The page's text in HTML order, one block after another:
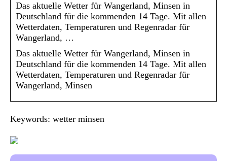
Das aktuelle Wetter für Wangerland, Minsen in
Deutschland für die kommenden 14 Tage. Mit allen
Wetterdaten, Temperaturen und Regenradar für
Wangerland, …
Das aktuelle Wetter für Wangerland, Minsen in
Deutschland für die kommenden 14 Tage. Mit allen
Wetterdaten, Temperaturen und Regenradar für
Wangerland, Minsen
Keywords: wetter minsen